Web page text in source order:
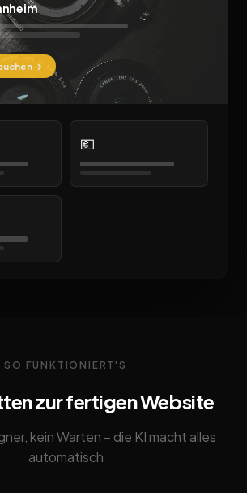
→
💶
SO FUNKTIONIERT'S
zur fertigen Website
kein Warten – die KI macht alles
automatisch